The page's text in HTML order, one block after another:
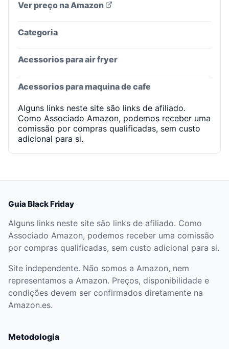
Ver preço na Amazon
Categoria
Acessorios para air fryer
Acessorios para maquina de cafe
Alguns links neste site são links de afiliado.
Como Associado Amazon, podemos receber uma
comissão por compras qualificadas, sem custo
adicional para si.
Guia Black Friday
Alguns links neste site são links de afiliado. Como
Associado Amazon, podemos receber uma comissão
por compras qualificadas, sem custo adicional para si.
Site independente. Não somos a Amazon, nem
representamos a Amazon. Preços, disponibilidade e
condições devem ser confirmados diretamente na
Amazon.es.
Metodologia